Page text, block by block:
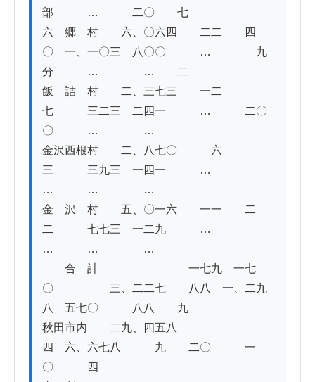
部　　　…　　　二〇　　七
六　郷　村　　六、〇六四　　二二　　四
〇　一、一〇三　八〇〇　　　…　　　　九
分　　　…　　　　…　　二
飯　詰　村　　二、三七三　　一二
七　　　三二三　二四一　　　…　　　二〇
〇　　　…　　　　…
金沢西根村　　二、八七〇　　　六
三　　　三九三　一四一　　　…
…　　　…　　　　…
金　沢　村　　五、〇一六　　一一　　二
二　　　七七三　一二九　　　…
…　　　…　　　　…
合　計　　　　　　　　一七九　一七
〇　　　　　三、二二七　　八八　一、二九
八　五七〇　　　八八　　九
秋田市内　　二九、四五八
四　六、六七八　　　九　　二〇　　　一
〇　　　四